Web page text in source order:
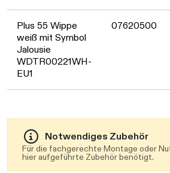
Plus 55 Wippe
weiß mit Symbol
Jalousie
WDTR00221WH-
EU1
07620500
Daten
Notwendiges Zubehör
Für die fachgerechte Montage oder
hier aufgeführte Zubehör benötigt.